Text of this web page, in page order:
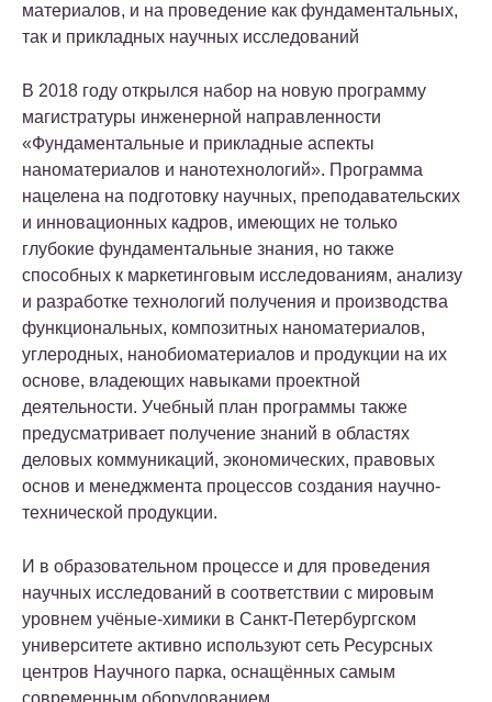
материалов, и на проведение как фундаментальных,
так и прикладных научных исследований
В 2018 году открылся набор на новую программу
магистратуры инженерной направленности
«Фундаментальные и прикладные аспекты
наноматериалов и нанотехнологий». Программа
нацелена на подготовку научных, преподавательских
и инновационных кадров, имеющих не только
глубокие фундаментальные знания, но также
способных к маркетинговым исследованиям, анализу
и разработке технологий получения и производства
функциональных, композитных наноматериалов,
углеродных, нанобиоматериалов и продукции на их
основе, владеющих навыками проектной
деятельности. Учебный план программы также
предусматривает получение знаний в областях
деловых коммуникаций, экономических, правовых
основ и менеджмента процессов создания научно-
технической продукции.
И в образовательном процессе и для проведения
научных исследований в соответствии с мировым
уровнем учёные-химики в Санкт-Петербургском
университете активно используют сеть Ресурсных
центров Научного парка, оснащённых самым